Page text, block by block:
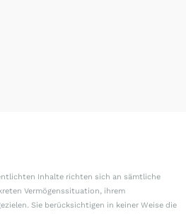
Inhalte richten sich an sämtliche
Vermögenssituation, ihrem
Sie berücksichtigen in keiner Weise die